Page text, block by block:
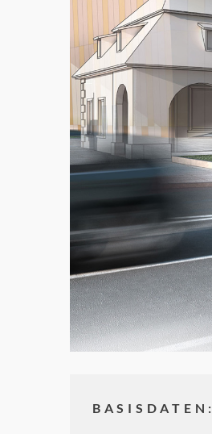
BASISDATEN: